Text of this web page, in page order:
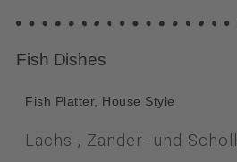
Fish Dishes
Fish Platter, House Style
Lachs-, Zander- und